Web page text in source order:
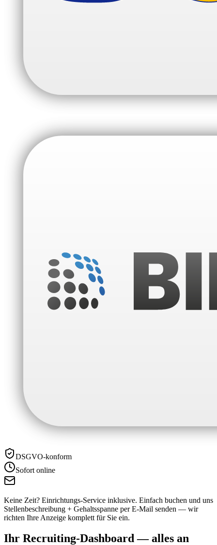
DSGVO-konform
Sofort online
Keine Zeit? Einrichtungs-Service inklusive. Einfach buchen und uns
Stellenbeschreibung + Gehaltsspanne per E-Mail senden — wir
richten Ihre Anzeige komplett für Sie ein.
Ihr Recruiting-Dashboard — alles an